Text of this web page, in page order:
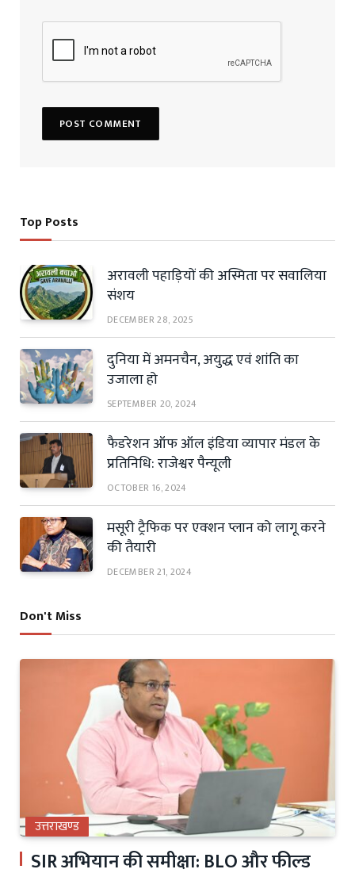
Top Posts
अरावली पहाड़ियों की अस्मिता पर सवालिया
संशय
DECEMBER 28, 2025
दुनिया में अमनचैन, अयुद्ध एवं शांति का
उजाला हो
SEPTEMBER 20, 2024
फैडरेशन ऑफ ऑल इंडिया व्यापार मंडल के
प्रतिनिधि: राजेश्वर पैन्यूली
OCTOBER 16, 2024
मसूरी ट्रैफिक पर एक्शन प्लान को लागू करने
की तैयारी
DECEMBER 21, 2024
Don't Miss
उत्तराखण्ड
SIR अभियान की समीक्षा: BLO और फील्ड